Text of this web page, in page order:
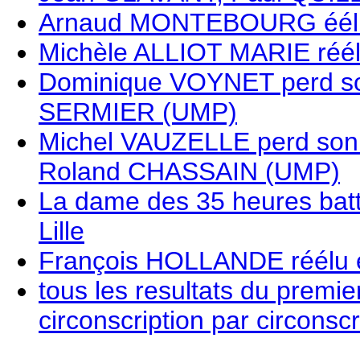
Arnaud MONTEBOURG
Michèle ALLIOT MARIE
Dominique VOYNET perd
SERMIER (UMP)
Michel VAUZELLE perd
Roland CHASSAIN (UMP)
La dame des 35 heures
Lille
François HOLLANDE réélu
tous les resultats du
circonscription par